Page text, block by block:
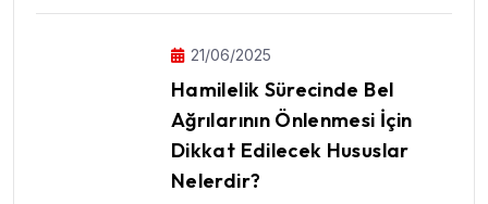
21/06/2025
Hamilelik Sürecinde Bel
Ağrılarının Önlenmesi İçin
Dikkat Edilecek Hususlar
Nelerdir?